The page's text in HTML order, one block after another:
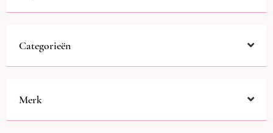
Categorieën
Merk